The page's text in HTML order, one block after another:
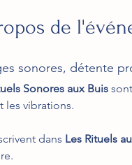
de
sonores, détente
Sonores aux Buis sont
les vibrations.
dans Les Rituels